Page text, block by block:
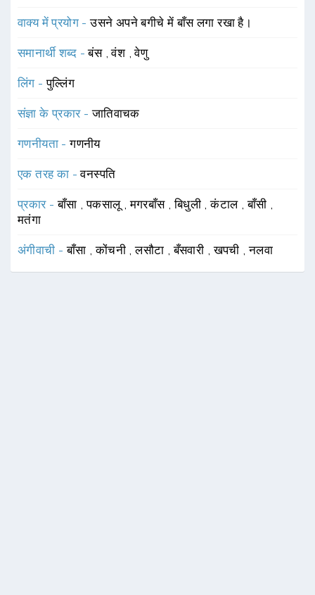
वाक्य में प्रयोग -उसने अपने बगीचे में बाँस लगा रखा है।
समानार्थी शब्द -बंस ,वंश ,वेणु
लिंग -पुल्लिंग
संज्ञा के प्रकार -जातिवाचक
गणनीयता -गणनीय
एक तरह का -वनस्पति
प्रकार -बाँसा ,पकसालू ,मगरबाँस ,बिधुली ,कंटाल ,बाँसी
मतंगा
अंगीवाची -बाँसा ,कोंचनी ,लसौटा ,बँसवारी ,खपची ,नलवा